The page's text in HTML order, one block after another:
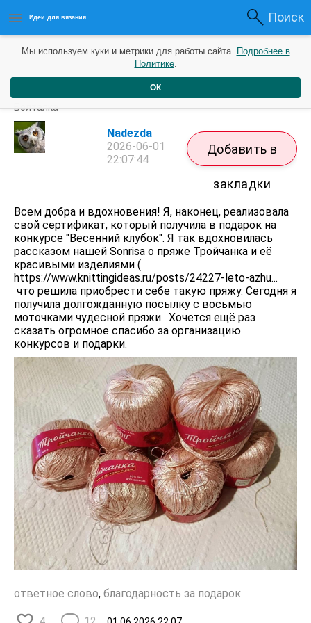
Идеи для вязания Поиск
Благодарность за подарок
Болталка
Nadezda
2026-06-01
22:07:44
Добавить в
закладки
Всем добра и вдохновения! Я, наконец, реализовала
свой сертификат, который получила в подарок на
конкурсе "Весенний клубок". Я так вдохновилась
рассказом нашей Sonrisa о пряже Тройчанка и её
красивыми изделиями (
https://www.knittingideas.ru/posts/24227-leto-azhu...
что решила приобрести себе такую пряжу. Сегодня я
получила долгожданную посылку с восьмью
моточками чудесной пряжи. Хочется ещё раз
сказать огромное спасибо за организацию
конкурсов и подарки.
ответное слово, благодарность за подарок
Мы используем куки и метрики для работы сайта. Подробнее в
Политике.
ОК